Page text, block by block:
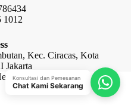
1012
Kec. Ciracas, Kota
Jakarta
Duty by Raja Rak
Konsultasi dan Pemesanan
Chat Kami Sekarang